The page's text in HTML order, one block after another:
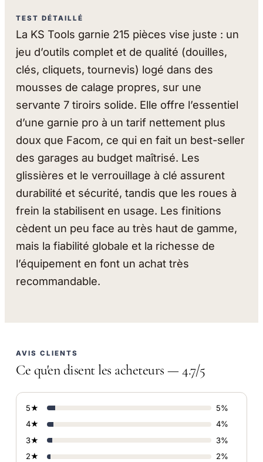
TEST DÉTAILLÉ
La KS Tools garnie 215 pièces vise juste : un
jeu d’outils complet et de qualité (douilles,
clés, cliquets, tournevis) logé dans des
mousses de calage propres, sur une
servante 7 tiroirs solide. Elle offre l’essentiel
d’une garnie pro à un tarif nettement plus
doux que Facom, ce qui en fait un best-seller
des garages au budget maîtrisé. Les
glissières et le verrouillage à clé assurent
durabilité et sécurité, tandis que les roues à
frein la stabilisent en usage. Les finitions
cèdent un peu face au très haut de gamme,
mais la fiabilité globale et la richesse de
l’équipement en font un achat très
recommandable.
AVIS CLIENTS
Ce qu'en disent les acheteurs — 4.7/5
5★
5%
4★
4%
3★
3%
2★
2%